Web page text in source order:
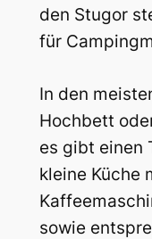
den Stugor
für
In den
Hochbett
es gibt einen
kleine Küche
sowie